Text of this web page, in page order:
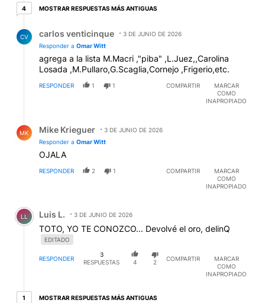
44 respuestas más antiguas
MOSTRAR RESPUESTAS MÁS ANTIGUAS
CV carlos venticinque
3 DE JUNIO DE 2026
Responder a Omar Witt
agrega a la lista M.Macri ,"piba" ,L.Juez,,Carolina
Losada ,M.Pullaro,G.Scaglia,Cornejo ,Frigerio,etc.
RESPONDER 1 1 COMPARTIR
MARCAR
COMO
INAPROPIADO
MK Mike Krieguer
3 DE JUNIO DE 2026
Responder a Omar Witt
OJALA
RESPONDER 2 1 COMPARTIR
MARCAR
COMO
INAPROPIADO
Comentario de Luis L..
LL Luis L. 3 DE JUNIO DE 2026
TOTO, YO TE CONOZCO... Devolvé el oro, delinQ
EDITADO
RESPONDER
3
RESPUESTAS
4 2
COMPARTIR
MARCAR
COMO
INAPROPIADO
11 respuesta más antiguas
MOSTRAR RESPUESTAS MÁS ANTIGUAS